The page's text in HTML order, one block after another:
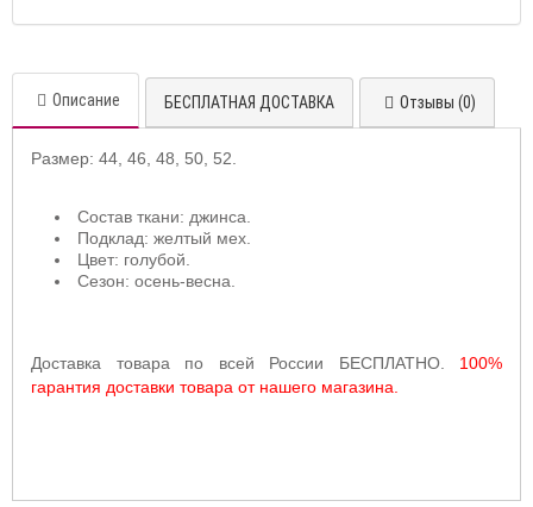
Описание БЕСПЛАТНАЯ ДОСТАВКА Отзывы (0)
Размер: 44, 46, 48, 50, 52.
Состав ткани: джинса
Подклад: желтый мех.
Цвет: голубой.
Сезон: осень-весна.
Доставка товара по всей России БЕСПЛАТНО. 100%
гарантия доставки товара от нашего магазина.